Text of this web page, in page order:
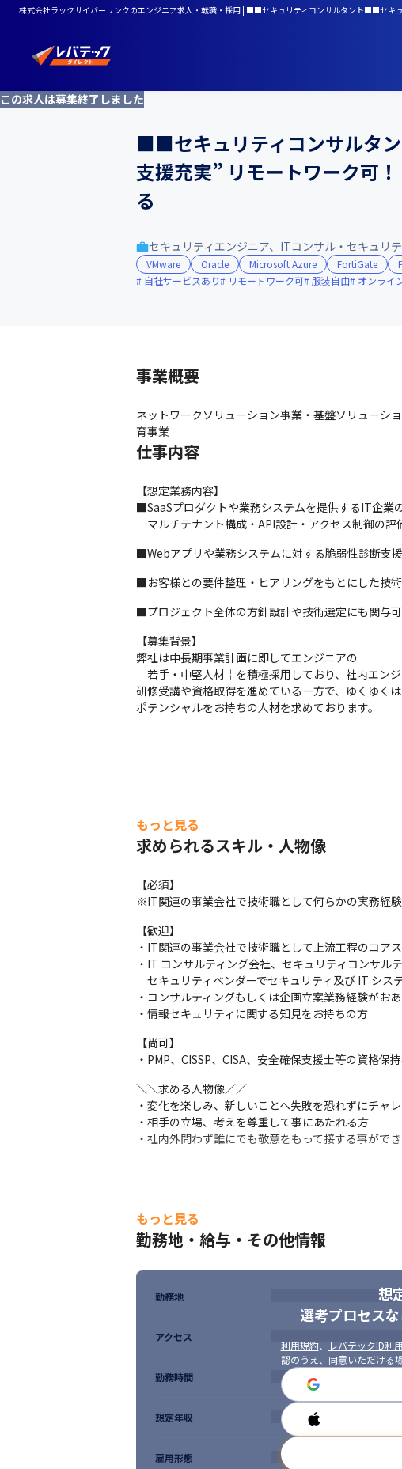
株式会社ラックサイバーリンクのエンジニア求人・転職・採用 | ■■セキュリティコンサルタント■■セキ
この求人は募集終了しました
■■セキュリティコンサルタ
支援充実” リモートワーク可
る
セキュリティエンジニア、ITコンサル・セキュリ
VMware Oracle Microsoft Azure FortiGate
自社サービスあり
リモートワーク可 服装自由 オンライ
事業概要
ネットワークソリューション事業・基盤ソリューシ
育事業
仕事内容
【想定業務内容】
■SaaSプロダクトや業務システムを提供するIT企業
∟マルチテナント構成・API設計・アクセス制御の評
■Webアプリや業務システムに対する脆弱性診断支
■お客様との要件整理・ヒアリングをもとにした技
■プロジェクト全体の方針設計や技術選定にも関与
【募集背景】
弊社は中長期事業計画に即してエンジニアの
￤若手・中堅人材￤を積極採用しており、社内エン
研修受講や資格取得を進めている一方で、ゆくゆく
ポテンシャルをお持ちの人材を求めております。
もっと見る
求められるスキル・人物像
【必須】
※IT関連の事業会社で技術職として何らかの実務経
【歓迎】
・IT関連の事業会社で技術職として上流工程のコア
・IT コンサルティング会社、セキュリティコンサルテ
セキュリティベンダーでセキュリティ及び IT シス
・コンサルティングもしくは企画立案業務経験がお
・情報セキュリティに関する知見をお持ちの方
【尚可】
・PMP、CISSP、CISA、安全確保支援士等の資格保
＼＼求める人物像／／
・変化を楽しみ、新しいことへ失敗を恐れずにチャ
・相手の立場、考えを尊重して事にあたれる方
・社内外問わず誰にでも敬意をもって接する事がで
もっと見る
勤務地・給与・その他情報
想
選考プロセス
利用規約、 レバテックID利
認のうえ、同意いただける
勤務地
アクセス
勤務時間
想定年収
雇用形態